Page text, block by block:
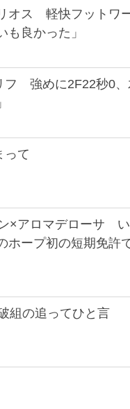
オス 軽快フットワ
も良かった」
フ 強めに2F22秒0
って
×アロマデローサ
ホープ初の短期免許
組の追ってひと言